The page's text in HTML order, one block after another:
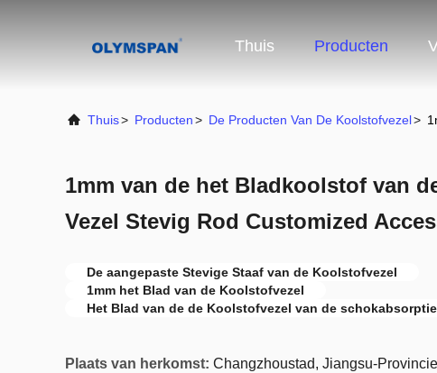
Thuis Producten
Thuis> Producten> De Producten Van De Koolstofvezel>
1mm van de het Bladkoolstof van
Vezel Stevig Rod Customized
De aangepaste Stevige Staaf van de Koolstofvezel
1mm het Blad van de Koolstofvezel
Het Blad van de de Koolstofvezel van de schokabsorptie
Plaats van herkomst: Changzhoustad, Jiangsu-